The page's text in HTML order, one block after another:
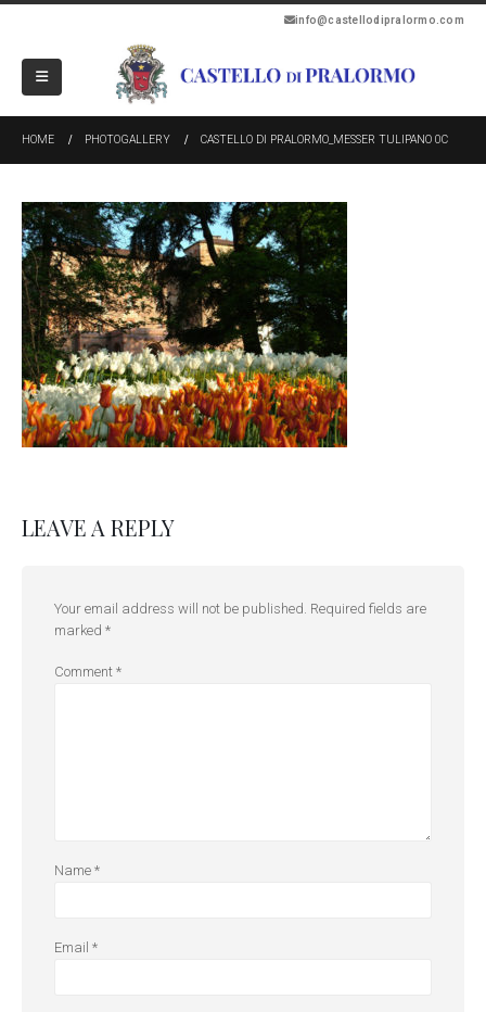
info@castellodipralormo.com
HOME PHOTOGALLERY CASTELLO DI PRALORMO_MESSER TULIPANO 0C
LEAVE A REPLY
Your email address will not be published. Required fields are
marked *
Comment *
Name *
Email *